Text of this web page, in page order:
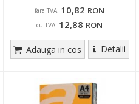
fara TVA: 10,82 RON
cu TVA: 12,88 RON
Adauga in cos Detalii